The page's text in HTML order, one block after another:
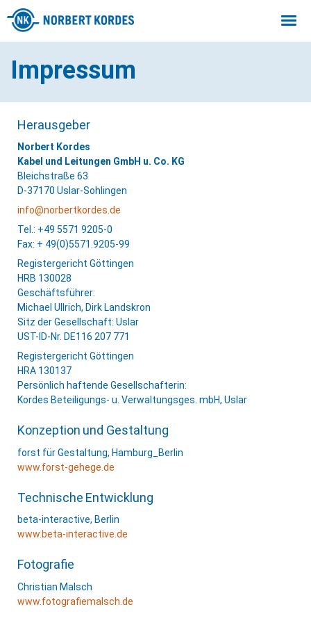
Impressum
Herausgeber
Norbert Kordes
Kabel und Leitungen GmbH u. Co. KG
Bleichstraße 63
D-37170 Uslar-Sohlingen
info@norbertkordes.de
Tel.: +49 5571 9205-0
Fax: + 49(0)5571.9205-99
Registergericht Göttingen
HRB 130028
Geschäftsführer:
Michael Ullrich, Dirk Landskron
Sitz der Gesellschaft: Uslar
UST-ID-Nr. DE116 207 771
Registergericht Göttingen
HRA 130137
Persönlich haftende Gesellschafterin:
Kordes Beteiligungs- u. Verwaltungsges. mbH, Uslar
Konzeption und Gestaltung
forst für Gestaltung, Hamburg_Berlin
www.forst-gehege.de
Technische Entwicklung
beta-interactive, Berlin
www.beta-interactive.de
Fotografie
Christian Malsch
www.fotografiemalsch.de